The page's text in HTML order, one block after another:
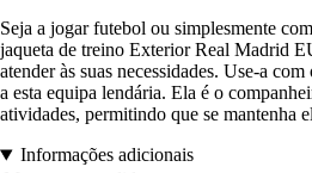
Seja a jogar futebol ou simplesmente
jaqueta de treino Exterior Real Madrid
atender às suas necessidades. Use-a
a esta equipa lendária. Ela é o
atividades, permitindo que se mantenha
Informações adicionais